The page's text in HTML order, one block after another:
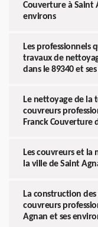
Couverture à Saint
environs
Les professionnels
travaux de
dans le 89340 et
Le nettoyage de la
couvreurs
Franck Couverture
Les couvreurs et la
la ville de Saint
La construction
couvreurs
Agnan et ses